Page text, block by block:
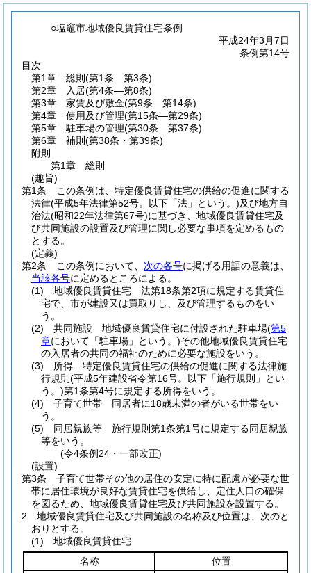
○塩竈市地域優良賃貸住宅条例
平成24年3月7日
条例第14号
目次
第1章
総則 (第1条―第3条)
第2章
入居(第4条―第8条)
第3章
家賃及び敷金(第9条―第14条)
第4章
使用及び管理(第15条―第29条)
第5章
駐車場の管理(第30条―第37条)
第6章
補則 (第38条・第39条)
附則
第1章
総則
(趣旨)
第1条
この条例は、特定優良賃貸住宅の供給の促進に関する
法律(平成5年法律第52号。以下「法」という。)及び地方自
治法(昭和22年法律第67号)に基づき、地域優良賃貸住宅及
び共同施設の設置及び管理に関し必要な事項を定めるもの
とする。
(定義)
第2条
この条例において、 次の各号に掲げる用語の意義は、
当該各号に定めるところによる。
(1)
地域優良賃貸住宅 法第18条第2項に規定する賃貸住
宅で、市が建設又は買取りし、及び管理するものをい
う。
(2)
共同施設 地域優良賃貸住宅に付設された駐車場(第5
章において「駐車場」という。)その他地域優良賃貸住宅
の入居者の共同の福祉のために必要な施設をいう。
(3)
所得 特定優良賃貸住宅の供給の促進に関する法律施
行規則 (平成5年建設省令第16号。以下「施行規則」とい
う。)第1条第4号に規定する所得をいう。
(4)
子育て世帯 同居者に18歳未満の者がいる世帯をい
う。
(5)
同居親族等 施行規則第1条第1号に規定する同居親族
等をいう。
(令4条例24・一部改正)
(設置)
第3条
子育て世帯その他の居住の安定に特に配慮が必要な世
帯に居住環境が良好な賃貸住宅を供給し、定住人口の確保
を図るため、地域優良賃貸住宅及び共同施設を設置する。
2
地域優良賃貸住宅及び共同施設の名称及び位置は、次のと
おりとする。
(1)
地域優良賃貸住宅
名称
位置